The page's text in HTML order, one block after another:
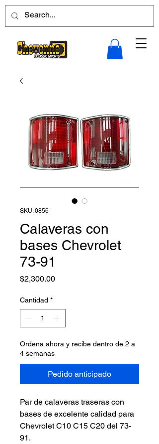
SKU: 0856
Calaveras con
bases Chevrolet
73-91
$2,300.00Precio
Cantidad *
Ordena ahora y recibe dentro de 2 a
4 semanas
Pedido anticipado
Par de calaveras traseras con
bases de excelente calidad para
Chevrolet C10 C15 C20 del 73-
91.